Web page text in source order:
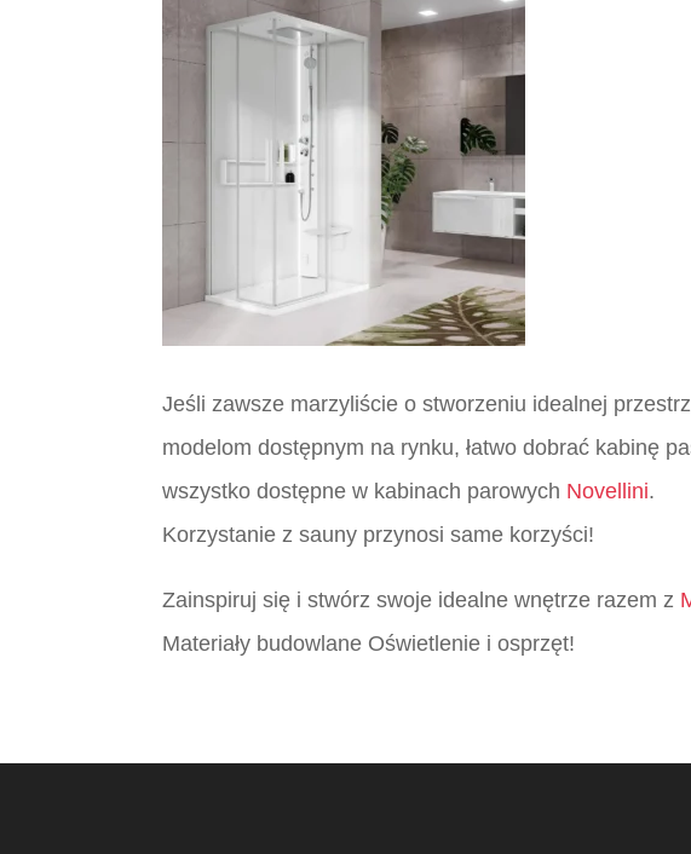
Jeśli zawsze marzyliście o stworzeniu idealnej
modelom dostępnym na rynku, łatwo dobrać kabinę
wszystko dostępne w kabinach parowych Novellini.
Korzystanie z sauny przynosi same korzyści!
Zainspiruj się i stwórz swoje idealne wnętrze razem z
Materiały budowlane Oświetlenie i osprzęt!